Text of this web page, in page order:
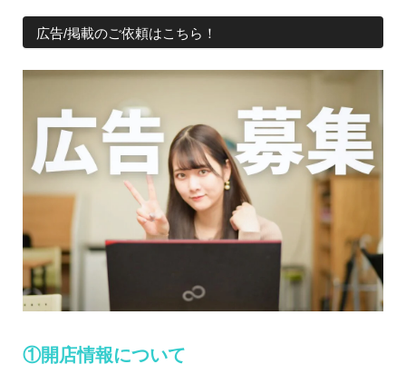
広告/掲載のご依頼はこちら！
①開店情報について